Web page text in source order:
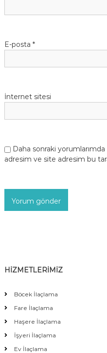
E-posta *
İnternet sitesi
Daha sonraki yorumlarımda
adresim ve site adresim bu
HİZMETLERİMİZ
Böcek İlaçlama
Fare İlaçlama
Haşere İlaçlama
İşyeri İlaçlama
Ev İlaçlama